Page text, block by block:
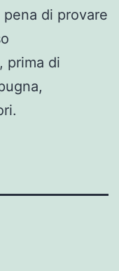
di provare
prima di